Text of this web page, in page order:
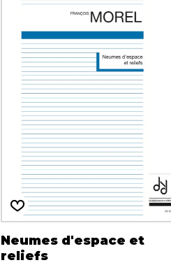
Neumes d'espace et
reliefs